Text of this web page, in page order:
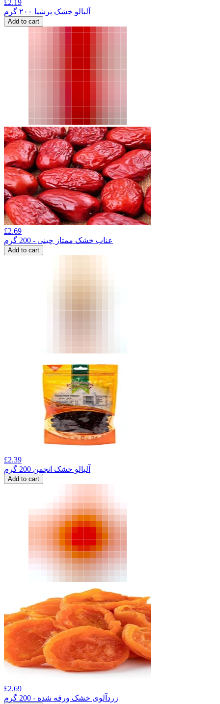
£2.19
آلبالو خشک پرشیا ۲۰۰ گرم
Add to cart
£2.69
عناب خشک ممتاز چینی - 200 گرم
Add to cart
£2.39
آلبالو خشک انجمن 200 گرم
Add to cart
£2.69
زردآلوی خشک ورقه شده - 200 گرم